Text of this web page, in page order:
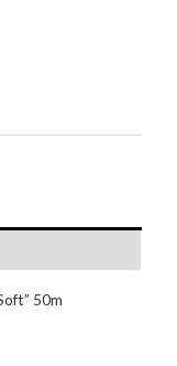
50m